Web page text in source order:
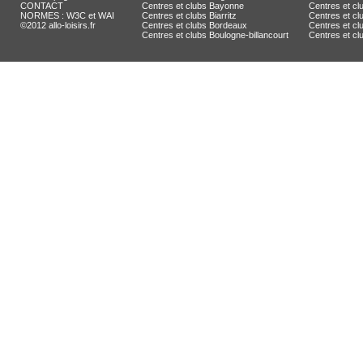
CONTACT
NORMES : W3C et WAI
©2012 allo-loisirs.fr
Centres et clubs Bayonne
Centres et clubs Biarritz
Centres et clubs Bordeaux
Centres et clubs Boulogne-billancourt
Centres et
Centres et
Centres et
Centres et